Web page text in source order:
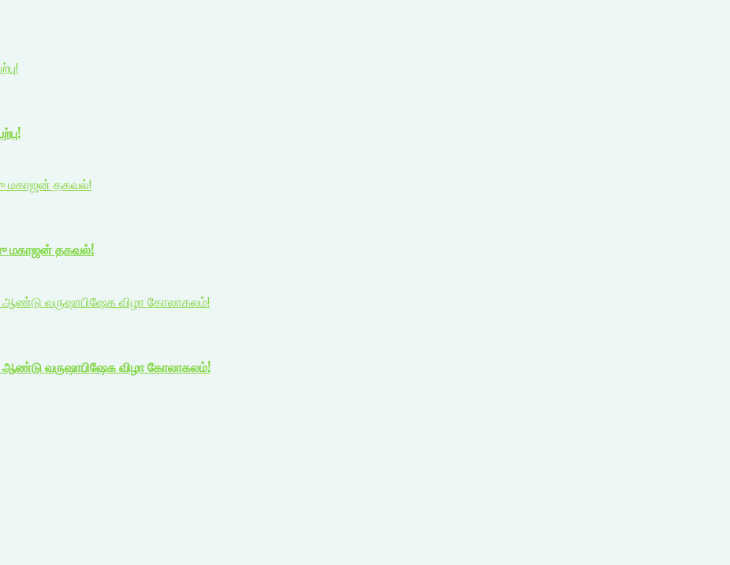
மகாஜன் தகவல்!
மகாஜன் தகவல்!
வருஷாபிஷேக விழா கோலாகலம்!
வருஷாபிஷேக விழா கோலாகலம்!